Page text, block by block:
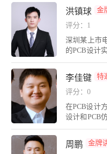
yperLynx等
上市公司/国
DA无忧学院
企业进行
忧学院
为企业提供
层次技术人
会员，推动
及；连续三
信息处理产
图学学会技
业技能大赛
业培训基地
队攻关军工
洪镇球
金
评分：1
深圳某上市
的PCB设计
S 、AD等
镜、车机、
家电等产品
李佳键
特
评分：0
在PCB设计
设计和PCB
理念。精通
igrity等多种
司团队长期
周鹏
金牌